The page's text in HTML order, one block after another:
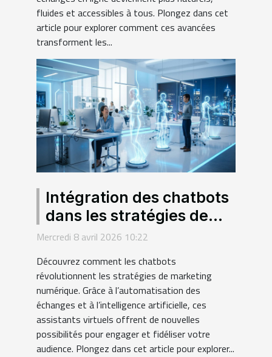
fluides et accessibles à tous. Plongez dans cet
article pour explorer comment ces avancées
transforment les...
Intégration des chatbots
dans les stratégies de
marketing numérique
Mercredi 8 avril 2026 10:22
Découvrez comment les chatbots
révolutionnent les stratégies de marketing
numérique. Grâce à l’automatisation des
échanges et à l’intelligence artificielle, ces
assistants virtuels offrent de nouvelles
possibilités pour engager et fidéliser votre
audience. Plongez dans cet article pour explorer...